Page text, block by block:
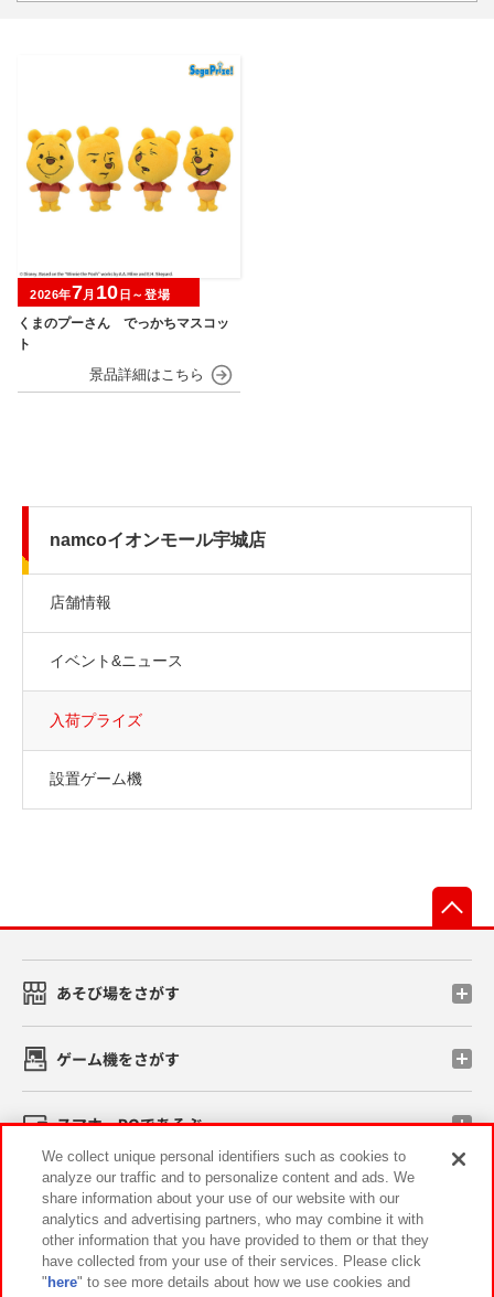
くまのプーさん でっかちマスコッ
ト
2026年7月 10 日～登場
namcoイオンモール宇城店
店舗情報
イベント&ニュース
入荷プライズ
設置ゲーム機
あそび場をさがす
ゲーム機をさがす
スマホ・PCであそぶ
イベント・キャンペーン
We collect unique personal identifiers such as cookies to
analyze our traffic and to personalize content and ads. We
share information about your use of our website with our
analytics and advertising partners, who may combine it with
other information that you have provided to them or that they
have collected from your use of their services. Please click
" here" to see more details about how we use cookies and